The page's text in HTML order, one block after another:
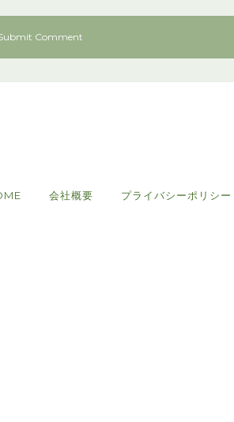
会社概要 プライバシーポリシー